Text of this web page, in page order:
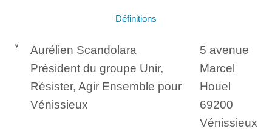
Définitions
Aurélien Scandolara
Président du groupe Unir,
Résister, Agir Ensemble pour
Vénissieux
5 avenue
Marcel
Houel
69200
Vénissieux